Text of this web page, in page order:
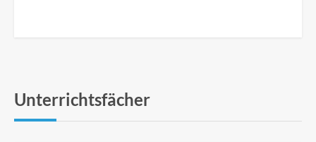
Unterrichtsfächer